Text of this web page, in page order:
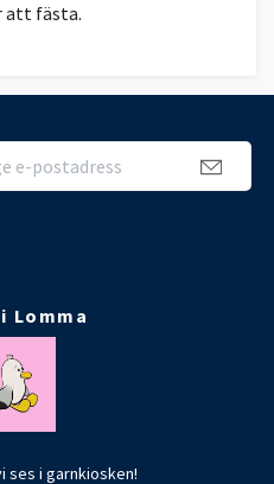
att fästa.
Lomma
ses i garnkiosken!